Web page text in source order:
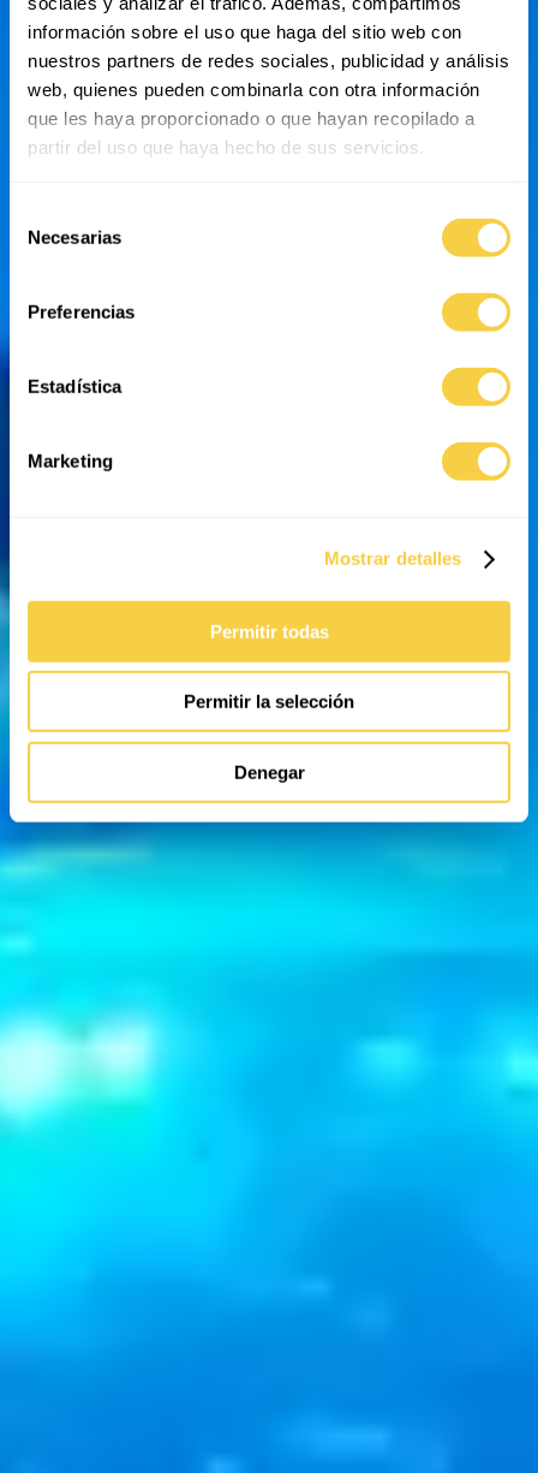
información sobre el uso que haga del sitio web con
nuestros partners de redes sociales, publicidad y análisis
web, quienes pueden combinarla con otra información
que les haya proporcionado o que hayan recopilado a
partir del uso que haya hecho de sus servicios.
Necesarias
Preferencias
Estadística
Marketing
Mostrar detalles
Permitir todas
Permitir la selección
Denegar